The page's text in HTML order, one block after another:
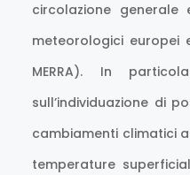
circolazione
meteorologici europei
MERRA). In
sull’individuazione di
cambiamenti climatici
temperature